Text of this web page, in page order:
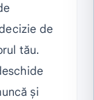
de
tău.
și